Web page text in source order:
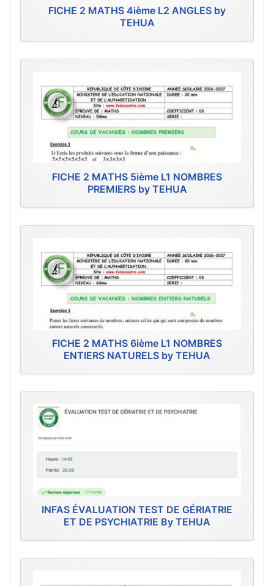
FICHE 2 MATHS 4ième L2 ANGLES by
TEHUA
FICHE 2 MATHS 5ième L1 NOMBRES
PREMIERS by TEHUA
FICHE 2 MATHS 6ième L1 NOMBRES
ENTIERS NATURELS by TEHUA
INFAS ÉVALUATION TEST DE GÉRIATRIE
ET DE PSYCHIATRIE By TEHUA